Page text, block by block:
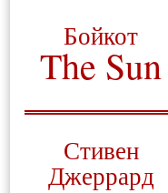
Бойкот
The Sun
Стивен
Джеррард